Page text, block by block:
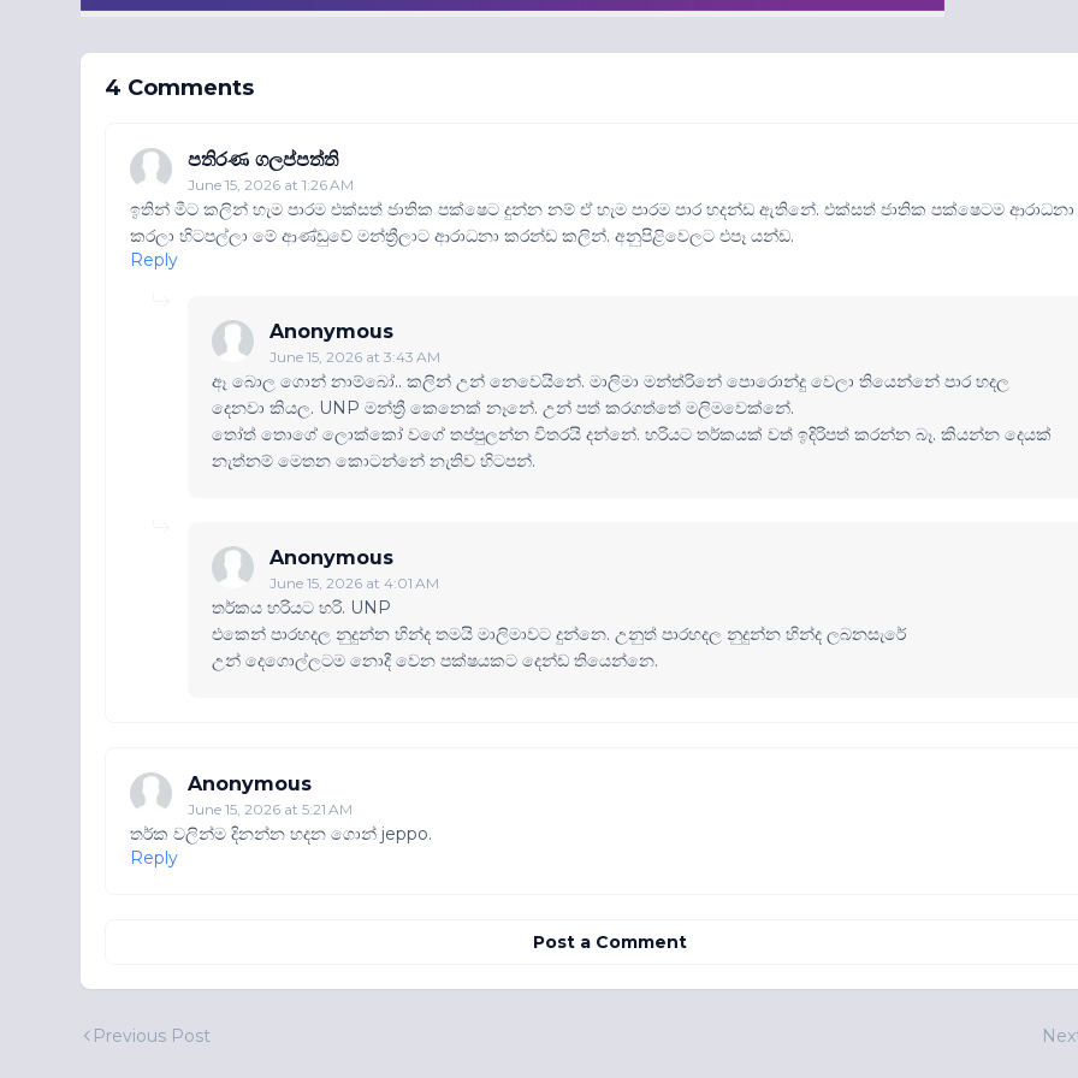
4 Comments
පතිරණ ගලප්පත්ති
June 15, 2026 at 1:26 AM
ඉතින් මීට කලින් හැම පාරම එක්සත් ජාතික පක්ෂෙට දුන්න නම් ඒ හැම පාරම පාර හදන්ඩ ඇතිනේ. එක්සත් ජාතික පක්ෂෙටම ආරාධනා
කරලා හිටපල්ලා මේ ආණ්ඩුවේ මන්ත්‍රීලාට ආරාධනා කරන්ඩ කලින්. අනුපිළිවෙලට එපෑ යන්ඩ.
Reply
Anonymous
June 15, 2026 at 3:43 AM
ඈ බොල ගොන් නාම්බෝ.. කලින් උන් නෙවෙයිනේ. මාලිමා මන්ත්රිනේ පොරොන්දු වෙලා තියෙන්නේ පාර හදල
දෙනවා කියල. UNP මන්ත්‍රී කෙනෙක් නෑනේ. උන් පත් කරගත්තේ මලිමවෙක්නේ.
තෝත් තොගේ ලොක්කෝ වගේ තප්පුලන්න විතරයි දන්නේ. හරියට තර්කයක් වත් ඉදිරිපත් කරන්න බෑ. කියන්න දෙයක්
නැත්නම් මෙතන කොටන්නේ නැතිව හිටපන්.
Anonymous
June 15, 2026 at 4:01 AM
තර්කය හරියට හරි. UNP
එකෙන් පාරහදල නුදුන්න හින්ද තමයි මාලිමාවට දුන්නෙ. උනුත් පාරහදල නුදුන්න හින්ද ලබනසැරේ
උන් දෙගොල්ලටම නොදී වෙන පක්ෂයකට දෙන්ඩ තියෙන්නෙ.
Anonymous
June 15, 2026 at 5:21 AM
තර්ක වලින්ම දිනන්න හදන ගොන් jeppo.
Reply
Post a Comment
Previous Post